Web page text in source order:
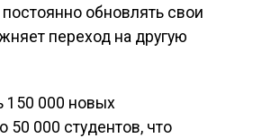
обновлять свои
переход на другую
150 000 новых
50 000 студентов, что